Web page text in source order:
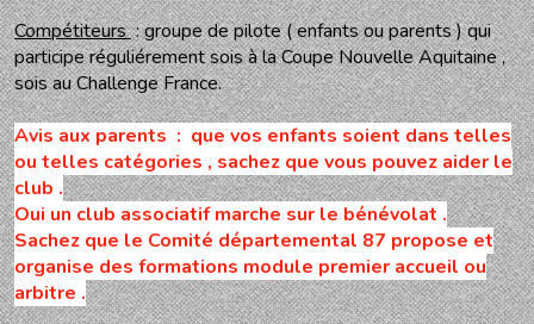
Compétiteurs: groupe de pilote ( enfants ou parents ) qui
participe réguliérement sois à la Coupe Nouvelle Aquitaine ,
sois au Challenge France.
Avis aux parents : que vos enfants soient dans telles
ou telles catégories , sachez que vous pouvez aider le
club .
Oui un club associatif marche sur le bénévolat .
Sachez que le Comité départemental 87 propose et
organise des formations module premier accueil ou
arbitre .